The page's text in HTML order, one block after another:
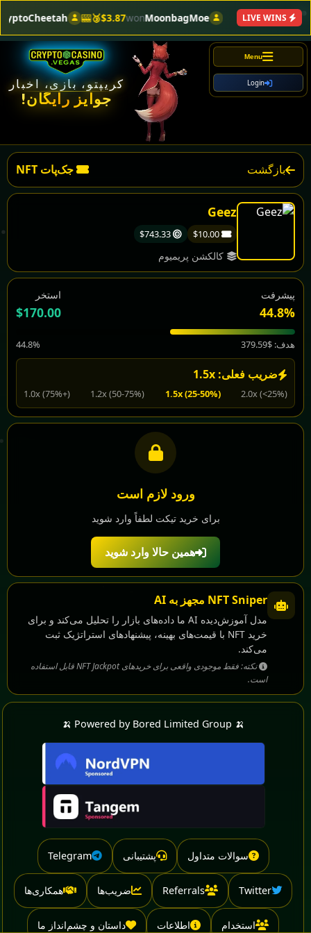
MoonbagMoe
won
$3.87🥉
🎰
کریپتو، بازی، اخبار
جوایز رایگان!
Menu
Login
بازگشت جک‌پات NFT
Geez
کالکشن پریمیوم
پیشرفت
44.8%
استخر
$170.00
هدف: $379.59 44.8%
ضریب فعلی: 1.5x
2.0x (<25%)
1.5x (25-50%)
1.2x (50-75%)
1.0x (75%+)
ورود لازم است
برای خرید تیکت لطفاً وارد شوید
همین حالا وارد شوید
NFT Sniper مجهز به AI
مدل آموزش‌دیده AI ما داده‌های بازار را تحلیل می‌کند و برای
خرید NFT با قیمت‌های بهینه، پیشنهادهای استراتژیک ثبت
می‌کند.
نکته: فقط موجودی واقعی برای خریدهای NFT Jackpot قابل استفاده
است.
🍌 Powered by Bored Limited Group 🍌
سوالات متداول پشتیبانی Telegram
Twitter
Referrals ضریب‌ها همکاری‌ها
استخدام اطلاعات داستان و چشم‌انداز ما